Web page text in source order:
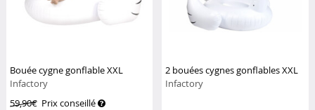
Bouée cygne gonflable XXL
Infactory
59,90€ Prix conseillé
2 bouées cygnes gonflables XXL
Infactory